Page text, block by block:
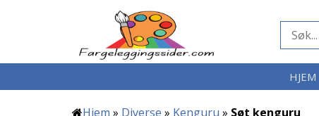
HJEM
Hjem » Diverse » Kenguru » Søt kenguru